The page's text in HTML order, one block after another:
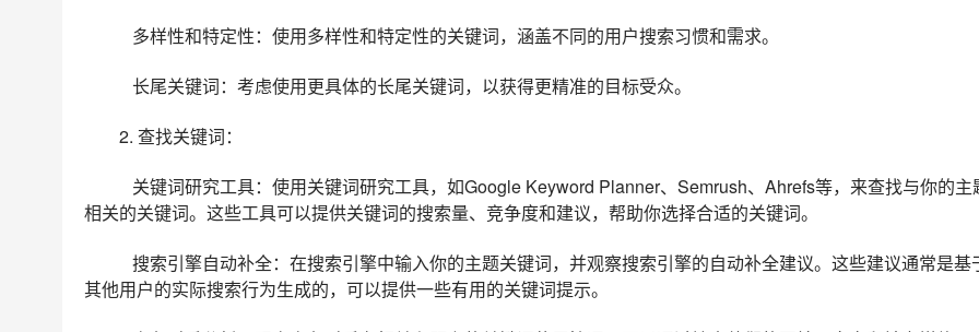
多样性和特定性：使用多样性和特定性的关键词，涵盖不同的用户搜索习惯和需求。
长尾关键词：考虑使用更具体的长尾关键词，以获得更精准的目标受众。
2. 查找关键词：
关键词研究工具：使用关键词研究工具，如Google Keyword Planner、Semrush、Ahrefs等，来查找与你的主
相关的关键词。这些工具可以提供关键词的搜索量、竞争度和建议，帮助你选择合适的关键词。
搜索引擎自动补全：在搜索引擎中输入你的主题关键词，并观察搜索引擎的自动补全建议。这些建议通常是基
其他用户的实际搜索行为生成的，可以提供一些有用的关键词提示。